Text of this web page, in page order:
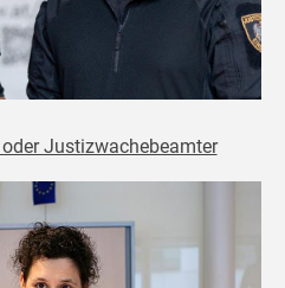
Justizwachebeamter